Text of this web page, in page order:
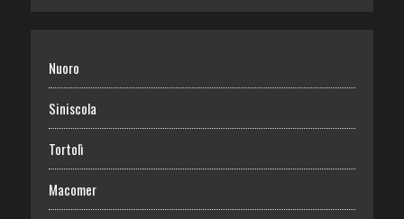
Nuoro
Siniscola
Tortolì
Macomer